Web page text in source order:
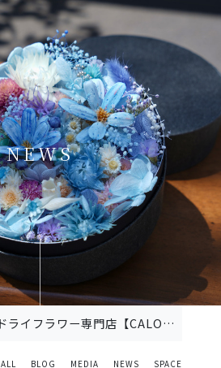
NEWS
ドライフラワー専門店【CALON DRY FLOWER】西武池袋本店POP UP開催
ALL BLOG MEDIA NEWS SPACE